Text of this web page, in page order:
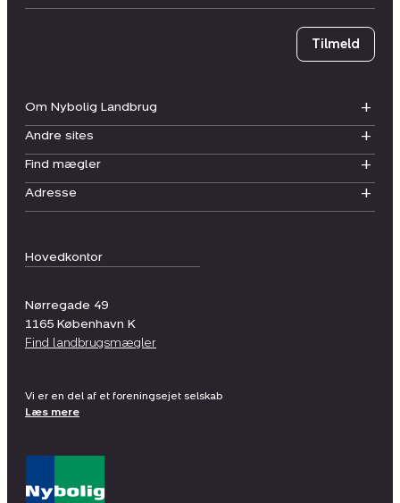
Hovedkontor
Nørregade 49
1165 København K
Find landbrugsmægler
Om Nybolig Landbrug
Andre sites
Find mægler
Adresse
Tilmeld
Vi er en del af et foreningsejet selskab
Læs mere